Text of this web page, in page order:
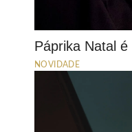
Páprika Natal
NOVIDADE